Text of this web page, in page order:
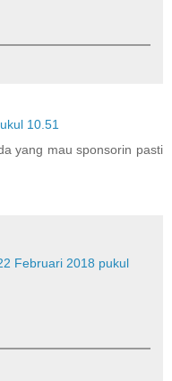
10.51
yang mau sponsorin pasti
Februari 2018 pukul